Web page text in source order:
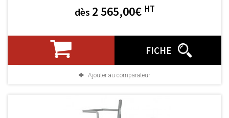
dès 2 565,00€ HT
FICHE
Ajouter au comparateur